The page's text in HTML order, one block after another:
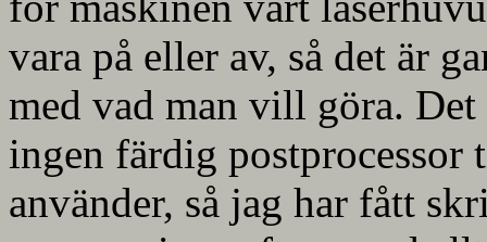
vara på eller av, så det är
med vad man vill göra.
ingen färdig
använder, så jag har fått